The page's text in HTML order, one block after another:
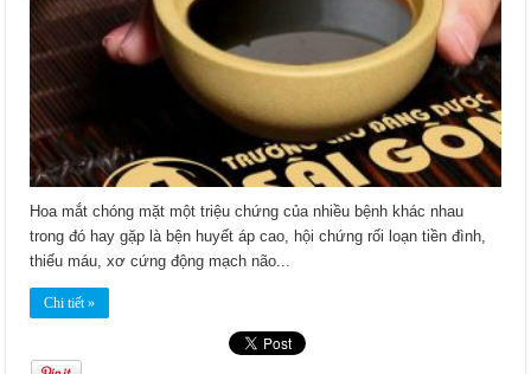
Hoa mắt chóng mặt một triệu chứng của nhiều bệnh khác nhau
trong đó hay gặp là bện huyết áp cao, hội chứng rối loạn tiền đình,
thiếu máu, xơ cứng động mạch não...
Chi tiết »